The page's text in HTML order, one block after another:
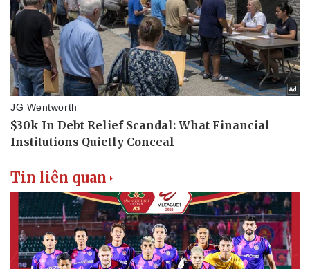
Tin liên quan